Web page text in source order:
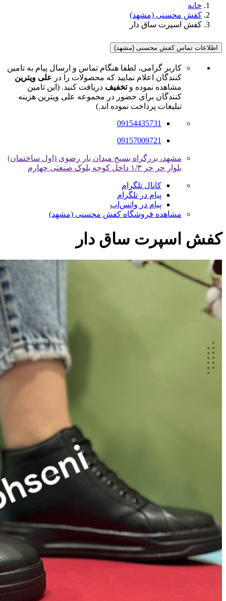
خانه
کفش محسنی (مشهد)
کفش اسپرت ساق دار
اطلاعات تماس کفش محسنی (مشهد)
کاربر گرامی، لطفا هنگام تماس و ارسال پیام به تامین
کنندگان اعلام نمایید که محصولات را در علی ویترین
مشاهده نموده وتخفیف دریافت کنید. (این تامین
کنندگان برای حضور در مجموعه علی ویترین هزینه
تبلیغات پرداخت نموده اند.)
09154435731
09157009721
مشهد، بزرگراه بسیج میدان بار رضوی (اول ساختمان)
بلوار حر حر ۱/۳ داخل کوچه بلوک صنعتی چهارم
کانال تلگرام
پیام در تلگرام
پیام در واتس‌اپ
مشاهده فروشگاه کفش محسنی (مشهد)
کفش اسپرت ساق دار